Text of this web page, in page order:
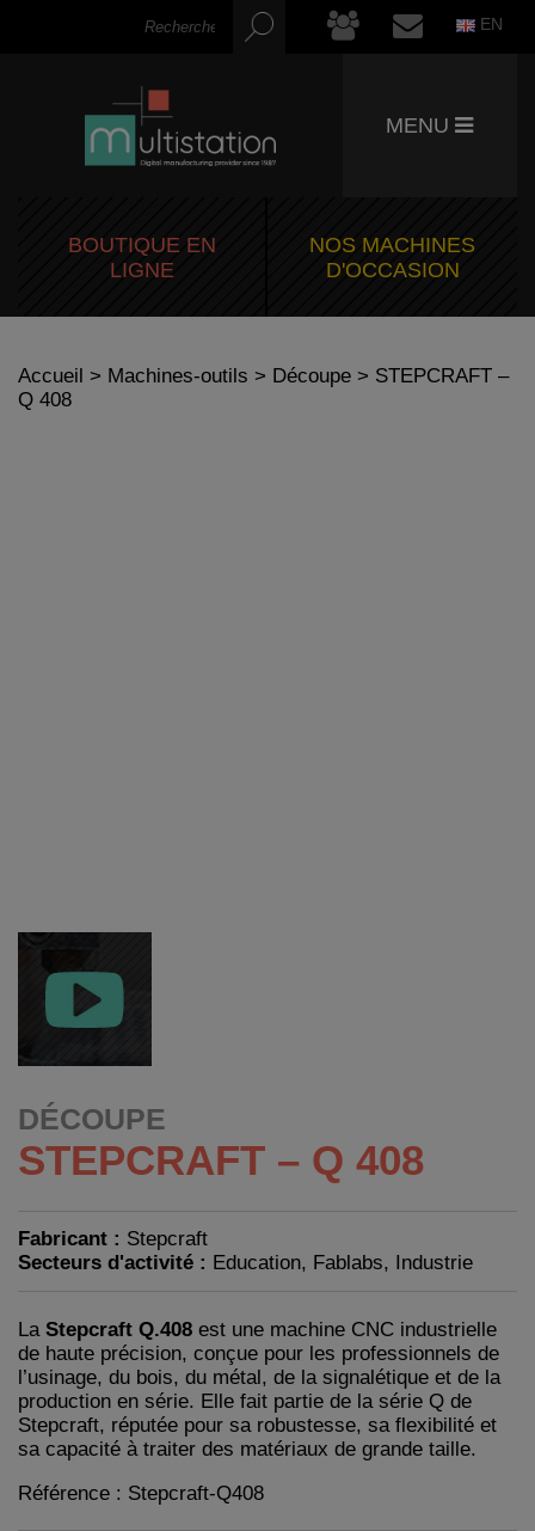
EN
MENU
BOUTIQUE EN
LIGNE
NOS MACHINES
D'OCCASION
Accueil > Machines-outils > Découpe > STEPCRAFT –
Q 408
DÉCOUPE
STEPCRAFT – Q 408
Fabricant : Stepcraft
Secteurs d'activité : Education, Fablabs, Industrie
LaStepcraft Q.408 est une machine CNC industrielle
de haute précision, conçue pour les professionnels de
l’usinage, du bois, du métal, de la signalétique et de la
production en série. Elle fait partie de la série Q de
Stepcraft, réputée pour sa robustesse, sa flexibilité et
sa capacité à traiter des matériaux de grande taille.
Référence : Stepcraft-Q408